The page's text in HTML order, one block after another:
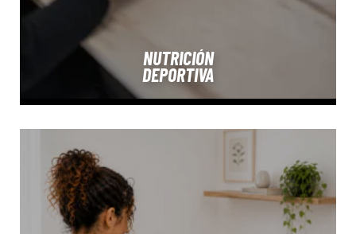
NUTRICIÓN
DEPORTIVA